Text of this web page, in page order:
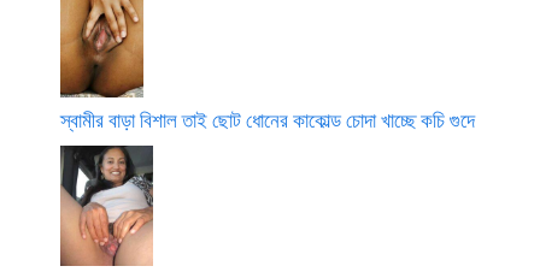
স্বামীর বাড়া বিশাল তাই ছোট ধোনের কাকোল্ড চোদা খাচ্ছে কচি গুদে